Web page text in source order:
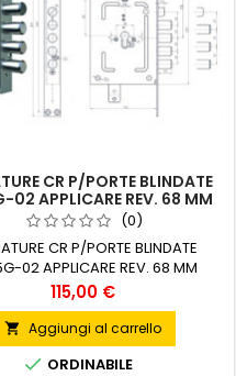
CR P/PORTE BLINDATE
02 APPLICARE REV. 68 MM
(0)
CR P/PORTE BLINDATE
02 APPLICARE REV. 68 MM
Prezzo
115,00 €
 Aggiungi al carrello
 ORDINABILE